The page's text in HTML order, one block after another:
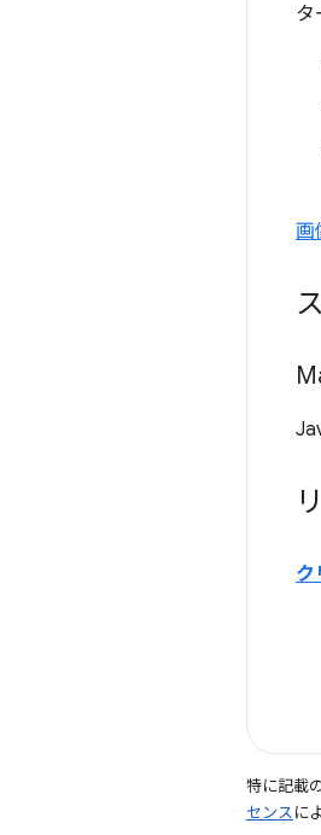
タ
画
ク
特に記載
センスに